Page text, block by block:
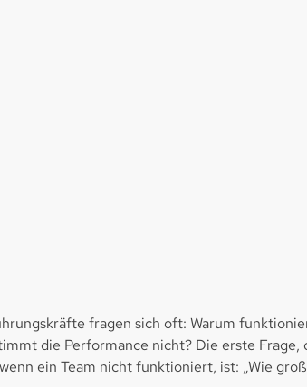
fragen sich oft: Warum
die Performance nicht? Die erste Frage,
ein Team nicht funktioniert, ist: „Wie groß